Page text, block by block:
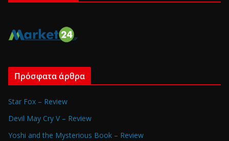
Πρόσφατα άρθρα
Star Fox – Review
Devil May Cry V – Review
Yoshi and the Mysterious Book – Review